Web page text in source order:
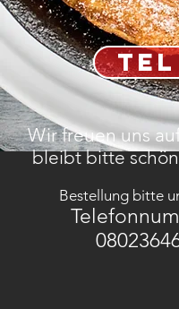
TEL
Wir freuen uns
bleibt bitte
Bestellung bitte